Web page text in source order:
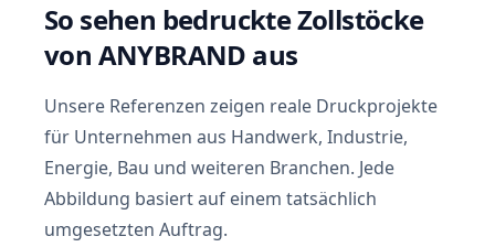
So sehen bedruckte Zollstöcke
von ANYBRAND aus
Unsere Referenzen zeigen reale Druckprojekte
für Unternehmen aus Handwerk, Industrie,
Energie, Bau und weiteren Branchen. Jede
Abbildung basiert auf einem tatsächlich
umgesetzten Auftrag.